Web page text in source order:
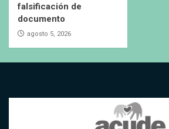
falsificación de
documento
agosto 5, 2026